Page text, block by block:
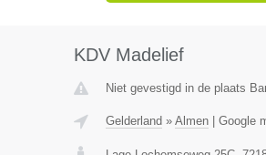
KDV Madelief
Niet gevestigd in de plaats
Gelderland » Almen| Google